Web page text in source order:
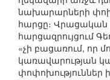
նախարարների
հարցը։ Վրացական
հարցազրույցում
«չի բացառում, որ
կառավարության
փոփոխություններ